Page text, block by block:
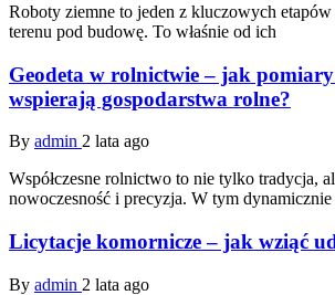
Roboty ziemne to jeden z kluczowych
terenu pod budowę. To właśnie od ich
Geodeta w rolnictwie – jak pomiary
wspierają gospodarstwa rolne?
By admin 2 lata ago
Współczesne rolnictwo to nie tylko tradycja,
nowoczesność i precyzja. W tym
Licytacje komornicze – jak wziąć
By admin 2 lata ago